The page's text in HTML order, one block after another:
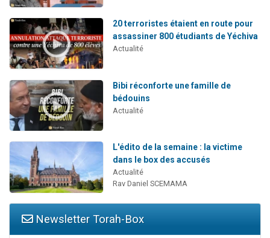
20 terroristes étaient en route pour
assassiner 800 étudiants de Yéchiva
Actualité
Bibi réconforte une famille de
bédouins
Actualité
L'édito de la semaine : la victime
dans le box des accusés
Actualité
Rav Daniel SCEMAMA
Newsletter Torah-Box